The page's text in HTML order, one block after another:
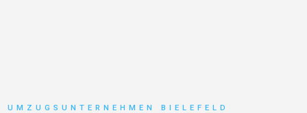
UMZUGSUNTERNEHMEN BIELEFELD